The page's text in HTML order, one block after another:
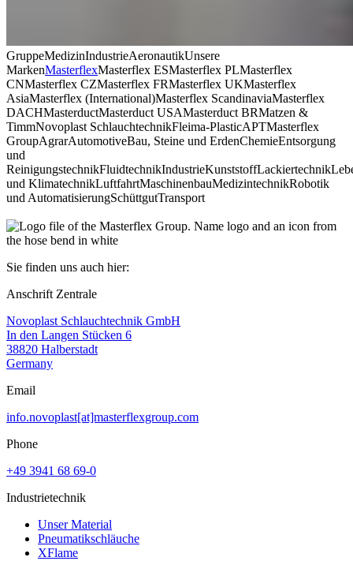
GruppeMedizinIndustrieAeronautikUnsere
MarkenMasterflexMasterflex ESMasterflex PLMasterflex
CNMasterflex CZMasterflex FRMasterflex UKMasterflex
AsiaMasterflex (International)Masterflex ScandinaviaMasterflex
DACHMasterductMasterduct USAMasterduct BRMatzen &
TimmNovoplast SchlauchtechnikFleima-PlasticAPTMasterflex
GroupAgrarAutomotiveBau, Steine und ErdenChemieEntsorgung
und
ReinigungstechnikFluidtechnikIndustrieKunststoffLackiertechnik
und KlimatechnikLuftfahrtMaschinenbauMedizintechnikRobotik
und AutomatisierungSchüttgutTransport
Sie finden uns auch hier:
Anschrift Zentrale
Novoplast Schlauchtechnik GmbH
In den Langen Stücken 6
38820 Halberstadt
Germany
Email
info.novoplast[at]masterflexgroup.com
Phone
+49 3941 68 69-0
Industrietechnik
Unser Material
Pneumatikschläuche
XFlame